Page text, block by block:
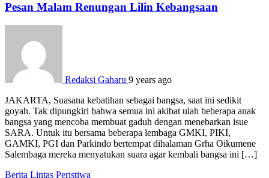
Pesan Malam Renungan Lilin Kebangsaan
Redaksi Gaharu 9 years ago
JAKARTA, Suasana kebatihan sebagai bangsa, saat ini sedikit
goyah. Tak dipungkiri bahwa semua ini akibat ulah beberapa anak
bangsa yang mencoba membuat gaduh dengan menebarkan isue
SARA. Untuk itu bersama beberapa lembaga GMKI, PIKI,
GAMKI, PGI dan Parkindo bertempat dihalaman Grha Oikumene
Salembaga mereka menyatukan suara agar kembali bangsa ini […]
Berita Lintas Peristiwa